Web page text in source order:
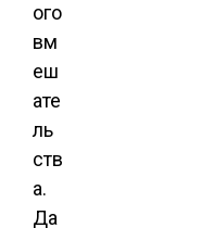
ого
вм
еш
ате
ль
ств
а.
Да